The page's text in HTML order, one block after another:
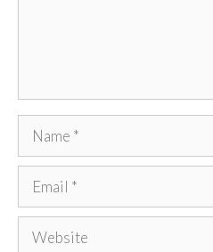
Name
Email
Website